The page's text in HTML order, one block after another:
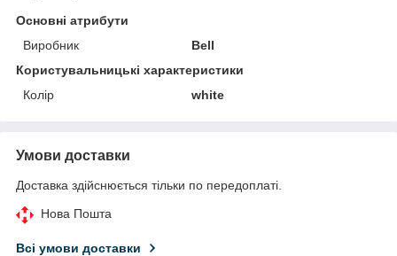
Основні атрибути
Виробник
Bell
Користувальницькі характеристики
Колір
white
Умови доставки
Доставка здійснюється тільки по передоплаті.
Нова Пошта
Всі умови доставки